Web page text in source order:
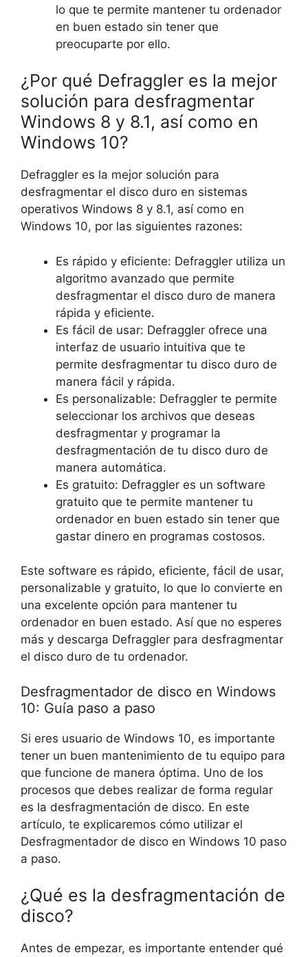
lo que te permite mantener tu ordenador
en buen estado sin tener que
preocuparte por ello.
¿Por qué Defraggler es la mejor
solución para desfragmentar
Windows 8 y 8.1, así como en
Windows 10?
Defraggler es la mejor solución para
desfragmentar el disco duro en sistemas
operativos Windows 8 y 8.1, así como en
Windows 10, por las siguientes razones:
Es rápido y eficiente: Defraggler utiliza un
algoritmo avanzado que permite
desfragmentar el disco duro de manera
rápida y eficiente.
Es fácil de usar: Defraggler ofrece una
interfaz de usuario intuitiva que te
permite desfragmentar tu disco duro de
manera fácil y rápida.
Es personalizable: Defraggler te permite
seleccionar los archivos que deseas
desfragmentar y programar la
desfragmentación de tu disco duro de
manera automática.
Es gratuito: Defraggler es un software
gratuito que te permite mantener tu
ordenador en buen estado sin tener que
gastar dinero en programas costosos.
Este software es rápido, eficiente, fácil de usar,
personalizable y gratuito, lo que lo convierte en
una excelente opción para mantener tu
ordenador en buen estado. Así que no esperes
más y descarga Defraggler para desfragmentar
el disco duro de tu ordenador.
Desfragmentador de disco en Windows
10: Guía paso a paso
Si eres usuario de Windows 10, es importante
tener un buen mantenimiento de tu equipo para
que funcione de manera óptima. Uno de los
procesos que debes realizar de forma regular
es la desfragmentación de disco. En este
artículo, te explicaremos cómo utilizar el
Desfragmentador de disco en Windows 10 paso
a paso.
¿Qué es la desfragmentación de
disco?
Antes de empezar, es importante entender qué